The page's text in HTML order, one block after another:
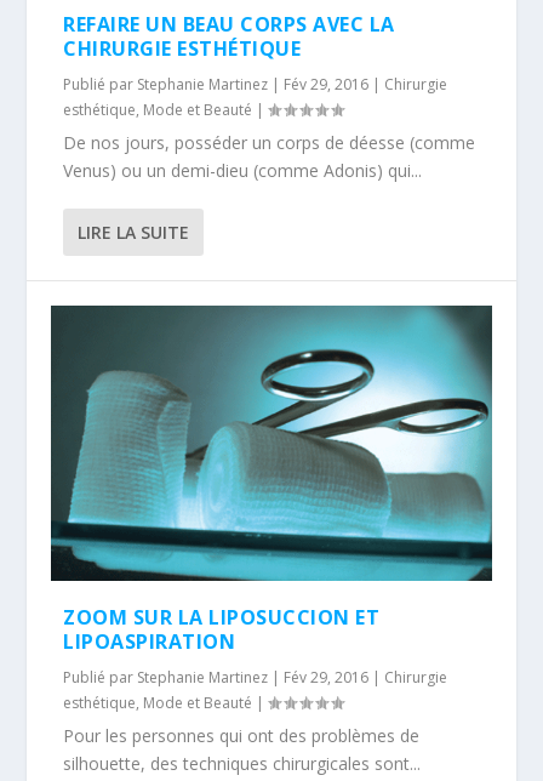
REFAIRE UN BEAU CORPS AVEC LA
CHIRURGIE ESTHÉTIQUE
Publié par Stephanie Martinez | Fév 29, 2016 | Chirurgie
esthétique, Mode et Beauté |
De nos jours, posséder un corps de déesse (comme
Venus) ou un demi-dieu (comme Adonis) qui...
LIRE LA SUITE
ZOOM SUR LA LIPOSUCCION ET
LIPOASPIRATION
Publié par Stephanie Martinez | Fév 29, 2016 | Chirurgie
esthétique, Mode et Beauté |
Pour les personnes qui ont des problèmes de
silhouette, des techniques chirurgicales sont...